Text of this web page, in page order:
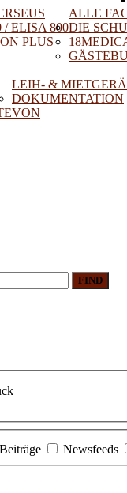
ALLE
ELISA 800
PLUS
DIE
LEIH- &
DOKUMENTATION
VON
FIND
Beiträge Newsfeeds